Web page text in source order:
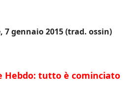
gennaio 2015 (trad. ossin)
Hebdo: tutto è cominciato